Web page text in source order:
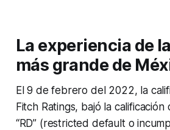
La experiencia de
más grande de
El 9 de febrero del 2022, la
Fitch Ratings, bajó la
“RD” (restricted defaulto